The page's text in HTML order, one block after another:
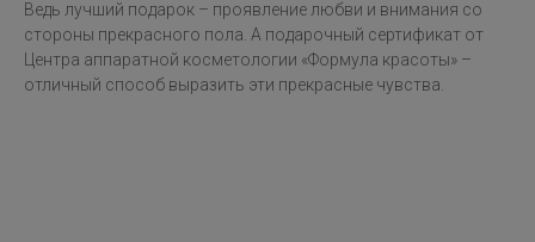
Ведь лучший подарок – проявление любви и внимания со
стороны прекрасного пола. А подарочный сертификат от
Центра аппаратной косметологии «Формула красоты» –
отличный способ выразить эти прекрасные чувства.